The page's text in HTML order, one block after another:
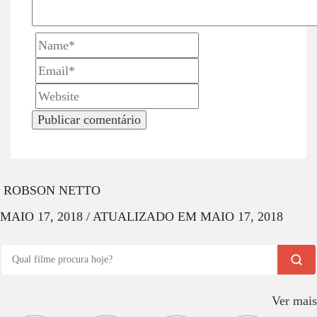
ROBSON NETTO
MAIO 17, 2018 / ATUALIZADO EM MAIO 17, 2018
Ver mais